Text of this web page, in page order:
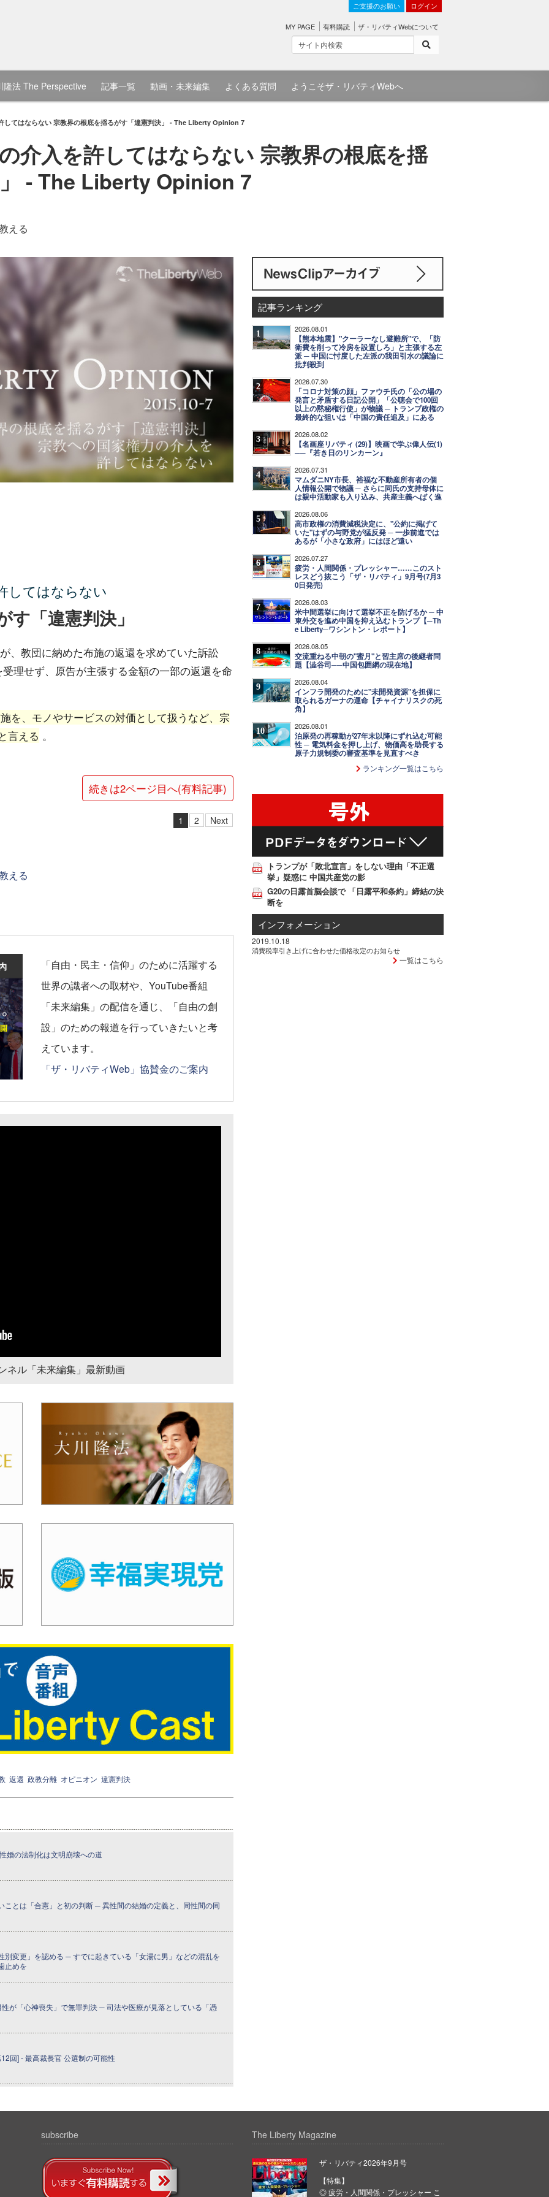
ご支援のお願い ログイン
MY PAGE 有料購読 ザ・リバティWebについて
隆法 The Perspective 記事一覧 動画・未来編集 よくある質問 ようこそザ・リバティWebへ
してはならない 宗教界の根底を揺るがす「違憲判決」 - The Liberty Opinion 7
介入を許してはならない 宗教界の根底を揺
- The Liberty Opinion 7
える
してはならない
「違憲判決」
、教団に納めた布施の返還を求めていた訴訟
理せず、原告が主張する金額の一部の返還を命
を、モノやサービスの対価として扱うなど、宗
言える 。
続きは2ページ目へ(有料記事)
1 2 Next
える
「自由・民主・信仰」のために活躍する
世界の識者への取材や、YouTube番組
「未来編集」の配信を通じ、「自由の創
設」のための報道を行っていきたいと考
えています。
「ザ・リバティWeb」協賛金のご案内
ネル「未来編集」最新動画
返還 政教分離 オピニオン 違憲判決
婚の法制化は文明崩壊への道
ことは「合憲」と初の判断 ─ 異性間の結婚の定義と、同性間の同
別変更」を認める ─ すでに起きている「女湯に男」などの混乱を
止めを
が「心神喪失」で無罪判決 ─ 司法や医療が見落としている「憑
回] - 最高裁長官 公選制の可能性
記事ランキング
1 2026.08.01
【熊本地震】"クーラーなし避難所"で、「防
衛費を削って冷房を設置しろ」と主張する左
派 ─ 中国に忖度した左派の我田引水の議論に
批判殺到
2 2026.07.30
「コロナ対策の顔」ファウチ氏の「公の場の
発言と矛盾する日記公開」「公聴会で100回
以上の黙秘権行使」が物議 ─ トランプ政権の
最終的な狙いは「中国の責任追及」にある
3 2026.08.02
【名画座リバティ (29)】映画で学ぶ偉人伝(1)
──『若き日のリンカーン』
4 2026.07.31
マムダニNY市長、裕福な不動産所有者の個
人情報公開で物議 ─ さらに同氏の支持母体に
は親中活動家も入り込み、共産主義へばく進
5 2026.08.06
高市政権の消費減税決定に、"公約に掲げて
いた"はずの与野党が猛反発 ─ 一歩前進では
あるが「小さな政府」にはほど遠い
6 2026.07.27
疲労・人間関係・プレッシャー……このスト
レスどう抜こう「ザ・リバティ」9月号(7月3
0日発売)
7 2026.08.03
米中間選挙に向けて選挙不正を防げるか ─ 中
東外交を進め中国を抑え込むトランプ【─Th
e Liberty─ワシントン・レポート】
8 2026.08.05
交流重ねる中朝の"蜜月"と習主席の後継者問
題【澁谷司──中国包囲網の現在地】
9 2026.08.04
インフラ開発のために"未開発資源"を担保に
取られるガーナの運命【チャイナリスクの死
角】
10 2026.08.01
泊原発の再稼動が27年末以降にずれ込む可能
性 ─ 電気料金を押し上げ、物価高を助長する
原子力規制委の審査基準を見直すべき
ランキング一覧はこちら
トランプが「敗北宣言」をしない理由「不正選
挙」疑惑に 中国共産党の影
G20の日露首脳会談で 「日露平和条約」締結の決
断を
インフォメーション
2019.10.18
消費税率引き上げに合わせた価格改定のお知らせ
一覧はこちら
subscribe The Liberty Magazine
ザ・リバティ2026年9月号
【特集】
◎ 疲労・人間関係・プレッシャー こ